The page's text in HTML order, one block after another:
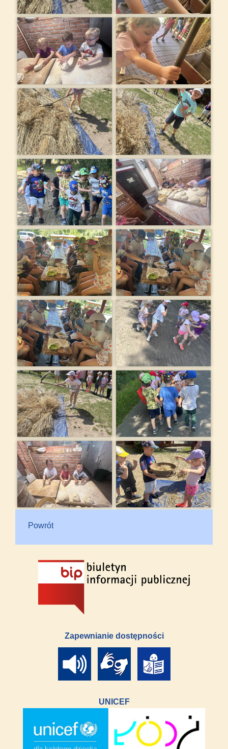
Powrót
Zapewnianie dostępności
UNICEF